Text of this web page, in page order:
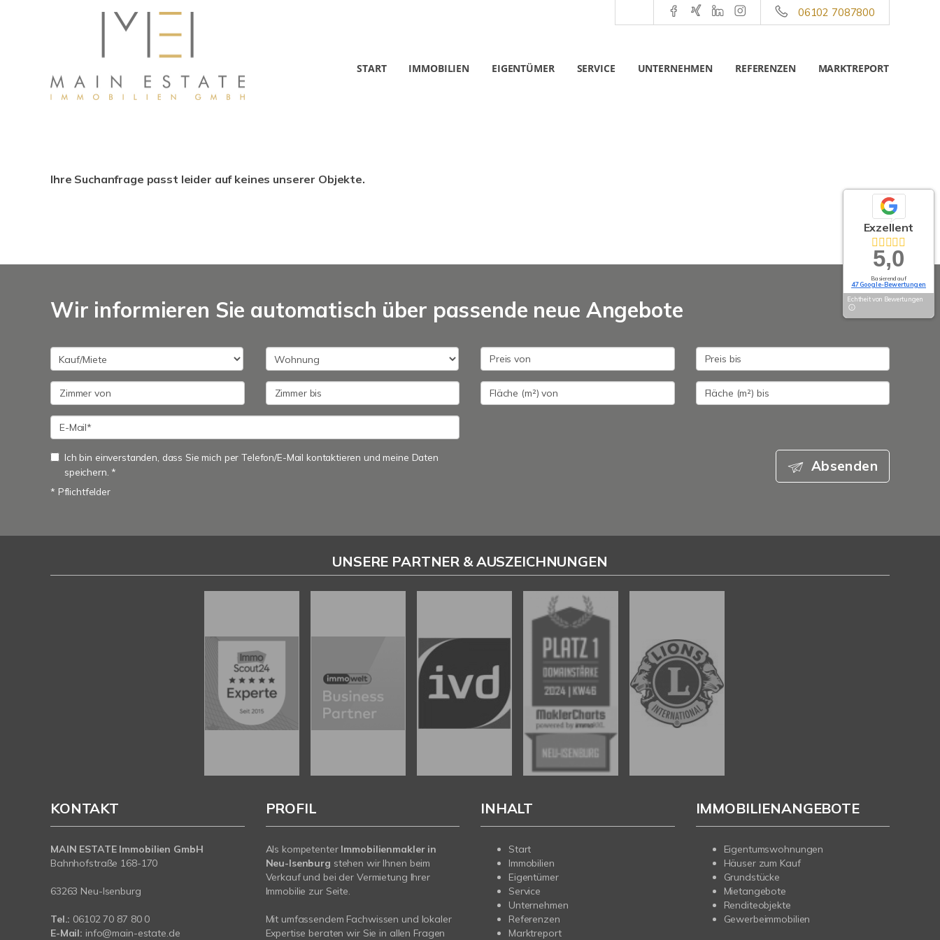
06102 7087800
START IMMOBILIEN EIGENTÜMER SERVICE UNTERNEHMEN REFERENZEN MARKTREPORT
Ihre Suchanfrage passt leider auf keines unserer Objekte.
Wir informieren Sie automatisch über passende neue Angebote
Ich bin einverstanden, dass Sie mich per Telefon/E-Mail kontaktieren und meine Daten
speichern. *
* Pflichtfelder
Absenden
Exzellent
5,0
Basierend auf
47 Google-Bewertungen
Echtheit von Bewertungen
UNSERE PARTNER & AUSZEICHNUNGEN
KONTAKT
MAIN ESTATE Immobilien GmbH
Bahnhofstraße 168-170
63263 Neu-Isenburg
Tel.: 06102 70 87 80 0
E-Mail: info@main-estate.de
PROFIL
Als kompetenter Immobilienmakler in
Neu-Isenburg stehen wir Ihnen beim
Verkauf und bei der Vermietung Ihrer
Immobilie zur Seite.
Mit umfassendem Fachwissen und lokaler
Expertise beraten wir Sie in allen Fragen
INHALT
Start
Immobilien
Eigentümer
Service
Unternehmen
Referenzen
Marktreport
IMMOBILIENANGEBOTE
Eigentumswohnungen
Häuser zum Kauf
Grundstücke
Mietangebote
Renditeobjekte
Gewerbeimmobilien